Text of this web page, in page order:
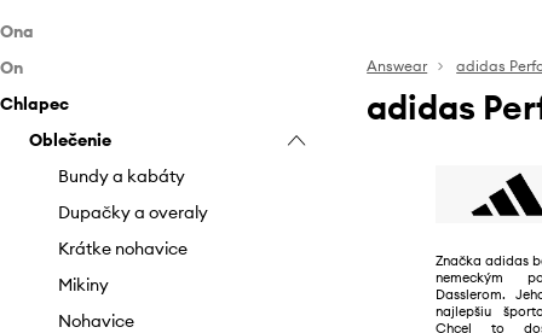
Ona
Bundy
Krátke nohavice
Mikiny
Nohavice a legíny
Overaly
Plavky
Ponožky
Obuv
Športová obuv
Doplnky
Čiapky a klobúky
Fľaše a termosky
Kabelky
Plavecké doplnky
Rukavice
On
Oblečenie
Bundy
Krátke nohavice
Mikiny
Nohavice
Plavky
Ponožky
Obuv
Šľapky a sandále
Športová obuv
Doplnky
Čiapky a klobúky
Fľaše a termosky
Plavecké doplnky
Rukavice
Chlapec
Oblečenie
Bundy a kabáty
Dupačky a overaly
Krátke nohavice
Mikiny
Nohavice
Answear adidas
adidas
Značka adidas
nemeckým
Dasslerom.
najlepšiu
Chcel to